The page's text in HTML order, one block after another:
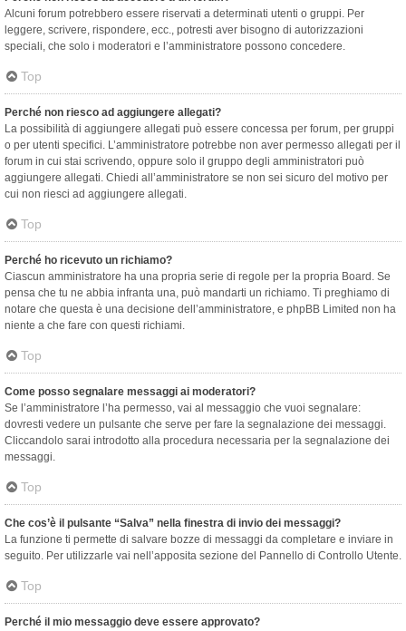
Alcuni forum potrebbero essere riservati a determinati utenti o gruppi. Per
leggere, scrivere, rispondere, ecc., potresti aver bisogno di autorizzazioni
speciali, che solo i moderatori e l’amministratore possono concedere.
Top
Perché non riesco ad aggiungere allegati?
La possibilità di aggiungere allegati può essere concessa per forum, per gruppi
o per utenti specifici. L’amministratore potrebbe non aver permesso allegati per il
forum in cui stai scrivendo, oppure solo il gruppo degli amministratori può
aggiungere allegati. Chiedi all’amministratore se non sei sicuro del motivo per
cui non riesci ad aggiungere allegati.
Top
Perché ho ricevuto un richiamo?
Ciascun amministratore ha una propria serie di regole per la propria Board. Se
pensa che tu ne abbia infranta una, può mandarti un richiamo. Ti preghiamo di
notare che questa è una decisione dell’amministratore, e phpBB Limited non ha
niente a che fare con questi richiami.
Top
Come posso segnalare messaggi ai moderatori?
Se l’amministratore l’ha permesso, vai al messaggio che vuoi segnalare:
dovresti vedere un pulsante che serve per fare la segnalazione dei messaggi.
Cliccandolo sarai introdotto alla procedura necessaria per la segnalazione dei
messaggi.
Top
Che cos’è il pulsante “Salva” nella finestra di invio dei messaggi?
La funzione ti permette di salvare bozze di messaggi da completare e inviare in
seguito. Per utilizzarle vai nell’apposita sezione del Pannello di Controllo Utente.
Top
Perché il mio messaggio deve essere approvato?